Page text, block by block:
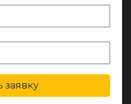
заявку